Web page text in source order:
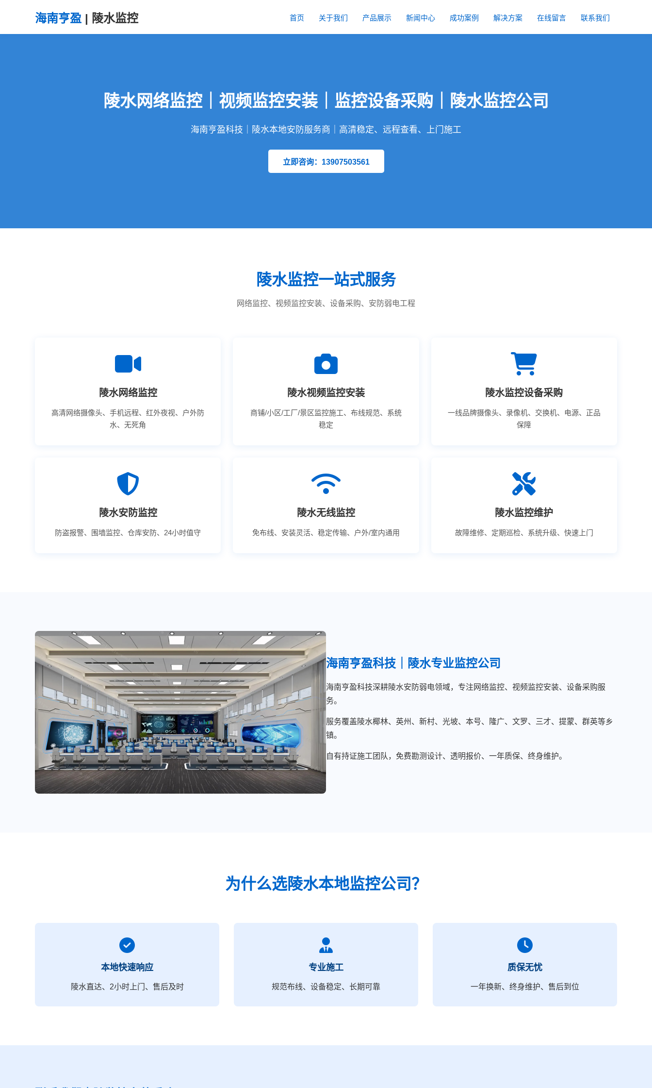
海南亨盈 | 陵水监控 首页 关于我们 产品展示 新闻中心 成功案例 解决方案 在线留言 联系我们
陵水网络监控｜视频监控安装｜监控设备采购｜陵水监控公司
海南亨盈科技｜陵水本地安防服务商｜高清稳定、远程查看、上门施工
立即咨询：13907503561
陵水监控一站式服务
网络监控、视频监控安装、设备采购、安防弱电工程
陵水网络监控
高清网络摄像头、手机远程、红外夜视、户外防
水、无死角
陵水视频监控安装
商铺/小区/工厂/景区监控施工、布线规范、系统
稳定
陵水监控设备采购
一线品牌摄像头、录像机、交换机、电源、正品
保障
陵水安防监控
防盗报警、围墙监控、仓库安防、24小时值守
陵水无线监控
免布线、安装灵活、稳定传输、户外/室内通用
陵水监控维护
故障维修、定期巡检、系统升级、快速上门
海南亨盈科技｜陵水专业监控公司
海南亨盈科技深耕陵水安防弱电领域，专注网络监控、视频监控安装、设备采购服
务。
服务覆盖陵水椰林、英州、新村、光坡、本号、隆广、文罗、三才、提蒙、群英等乡
镇。
自有持证施工团队，免费勘测设计、透明报价、一年质保、终身维护。
为什么选陵水本地监控公司？
本地快速响应
陵水直达、2小时上门、售后及时
专业施工
规范布线、设备稳定、长期可靠
质保无忧
一年换新、终身维护、售后到位